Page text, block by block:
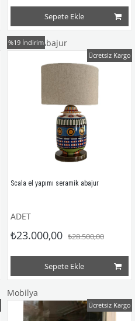
Sepete Ekle
Seramik Abajur
Scala el yapımı seramik abajur
ADET
₺23.000,00 ₺28.500,00
Sepete Ekle
%19 İndirim
Ücretsiz Kargo
Mobilya
Ücretsiz Kargo